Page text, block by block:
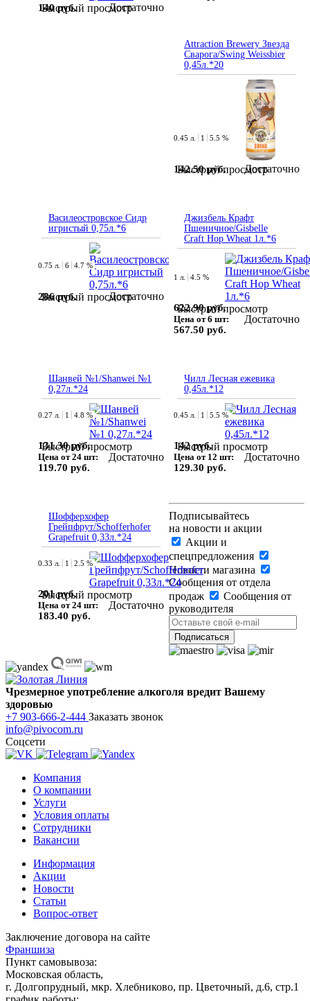
Быстрый просмотр
140 руб. Достаточно
Attraction Brewery Звезда
Сварога/Swing Weissbier
0,45л.*20
Быстрый просмотр
0.45 л. 1 5.5 %
142.50 руб. Достаточно
Василеостровское Сидр
игристый 0,75л.*6
Быстрый просмотр
0.75 л. 6 4.7 %
286 руб. Достаточно
Джизбель Крафт
Пшеничное/Gisbelle
Craft Hop Wheat 1л.*6
Быстрый просмотр
1 л. 4.5 %
622.90 руб.
Цена от 6 шт:
567.50 руб.
Достаточно
Шанвей №1/Shanwei №1
0,27л.*24
Быстрый просмотр
0.27 л. 1 4.8 %
131.30 руб.
Цена от 24 шт:
119.70 руб.
Достаточно
Чилл Лесная ежевика
0,45л.*12
Быстрый просмотр
0.45 л. 1 5.5 %
142 руб.
Цена от 12 шт:
129.30 руб.
Достаточно
Шофферхофер
Грейпфрут/Schofferhofer
Grapefruit 0,33л.*24
Быстрый просмотр
0.33 л. 1 2.5 %
201 руб.
Цена от 24 шт:
183.40 руб.
Достаточно
Подписывайтесь
на новости и акции
Акции и
спецпредложения
Новости магазина
Сообщения от отдела
продаж
Сообщения от
руководителя
Чрезмерное употребление алкоголя вредит Вашему
здоровью
+7 903-666-2-444 Заказать звонок
info@pivocom.ru
Соцсети
Компания
О компании
Услуги
Условия оплаты
Сотрудники
Вакансии
Информация
Акции
Новости
Статьи
Вопрос-ответ
Заключение договора на сайте
Франшиза
Пункт самовывоза:
Московская область,
г. Долгопрудный, мкр. Хлебниково, пр. Цветочный, д.6, стр.1